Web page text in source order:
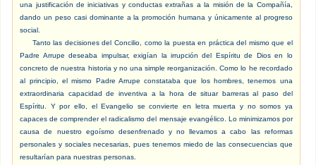
una justificación de iniciativas y conductas extrañas a la misión de la Compañía,
dando un peso casi dominante a la promoción humana y únicamente al progreso
social.
Tanto las decisiones del Concilio, como la puesta en práctica del mismo que el
Padre Arrupe deseaba impulsar, exigían la irrupción del Espíritu de Dios en lo
concreto de nuestra historia y no una simple reorganización. Como lo he recordado
al principio, el mismo Padre Arrupe constataba que los hombres, tenemos una
extraordinaria capacidad de inventiva a la hora de situar barreras al paso del
Espíritu. Y por ello, el Evangelio se convierte en letra muerta y no somos ya
capaces de comprender el radicalismo del mensaje evangélico. Lo minimizamos por
causa de nuestro egoísmo desenfrenado y no llevamos a cabo las reformas
personales y sociales necesarias, pues tenemos miedo de las consecuencias que
resultarían para nuestras personas.